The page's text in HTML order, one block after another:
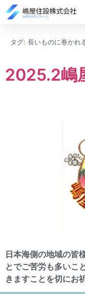
タグ: 長いものに巻かれ
2025.2嶋
日本海側の地域の皆
とでご苦労も多いこ
きますことを切にお